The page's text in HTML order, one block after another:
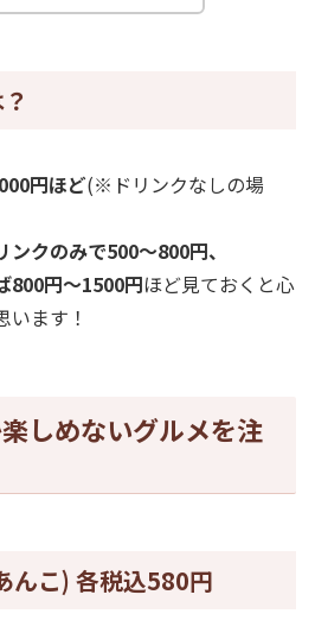
円ほど(※ドリンクなしの場
クのみで500～800円、
800円～1500円ほど見ておくと心
ます！
しめないグルメを注
んこ) 各税込580円